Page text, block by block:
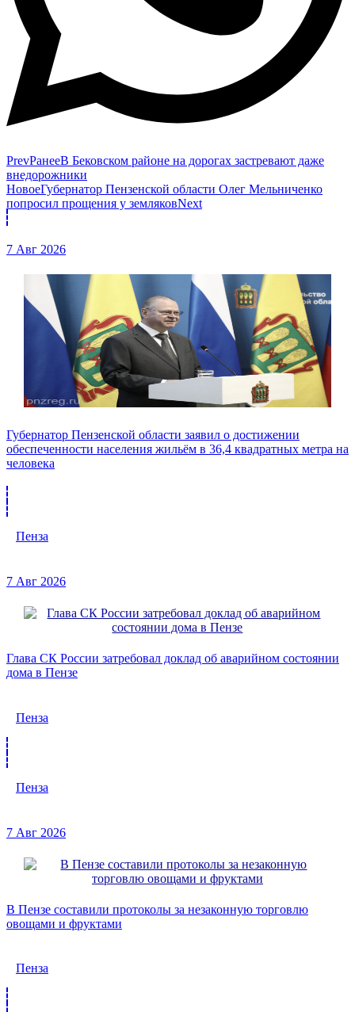
PrevРанееВ Бековском районе на дорогах застревают даже
внедорожники
НовоеГубернатор Пензенской области Олег Мельниченко
попросил прощения у земляковNext
7 Авг 2026
Губернатор Пензенской области заявил о достижении
обеспеченности населения жильём в 36,4 квадратных метра на
человека
Пенза
7 Авг 2026
Глава СК России затребовал доклад об аварийном состоянии
дома в Пензе
Пенза
Пенза
7 Авг 2026
В Пензе составили протоколы за незаконную торговлю
овощами и фруктами
Пенза